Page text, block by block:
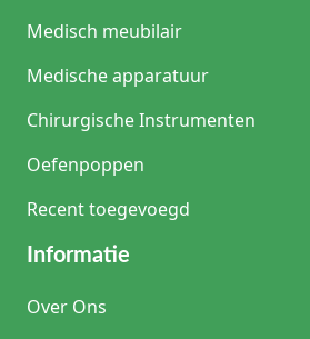
Medisch meubilair
Medische apparatuur
Chirurgische Instrumenten
Oefenpoppen
Recent toegevoegd
Informatie
Over Ons